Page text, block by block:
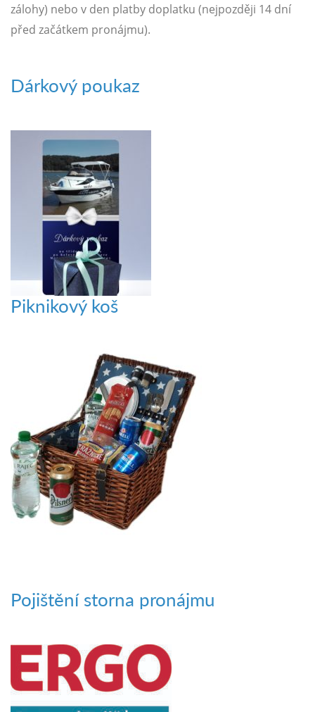
zálohy) nebo v den platby doplatku (nejpozději 14 dní
před začátkem pronájmu).
Dárkový poukaz
Piknikový koš
Pojištění storna pronájmu